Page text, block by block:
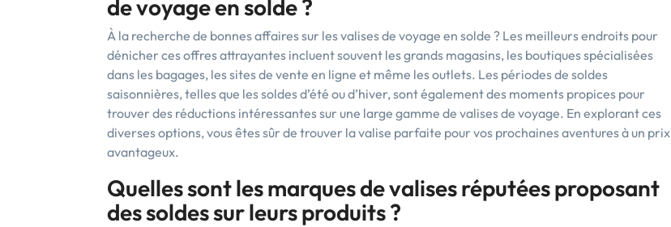
de voyage en solde ?
À la recherche de bonnes affaires sur les valises de voyage en solde ? Les meilleurs endroits pour
dénicher ces offres attrayantes incluent souvent les grands magasins, les boutiques spécialisées
dans les bagages, les sites de vente en ligne et même les outlets. Les périodes de soldes
saisonnières, telles que les soldes d’été ou d’hiver, sont également des moments propices pour
trouver des réductions intéressantes sur une large gamme de valises de voyage. En explorant ces
diverses options, vous êtes sûr de trouver la valise parfaite pour vos prochaines aventures à un prix
avantageux.
Quelles sont les marques de valises réputées proposant
des soldes sur leurs produits ?